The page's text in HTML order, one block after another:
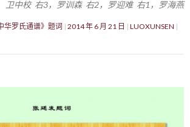
卫中校 右3，罗训森 右2，罗迎难 右1，罗海燕
华罗氏通谱》题词 2014 年 6 月 21 日
LUOXUNSEN